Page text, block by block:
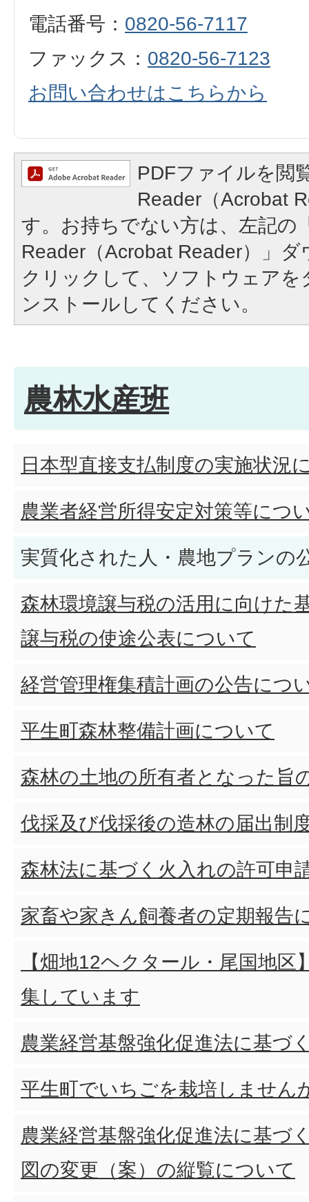
電話番号： 0820-56-7117
ファックス： 0820-56-7123
お問い合わせはこちらから
PDFファイルを閲
Reader（Acrobat
す。お持ちでない方は、左記の
Reader（Acrobat Reader）」
クリックして、ソフトウェア
ンストールしてください。
農林水産班
日本型直接支払制度の実施状況
農業者経営所得安定対策等につ
実質化された人・農地プランの
森林環境譲与税の活用に向けた
譲与税の使途公表について
経営管理権集積計画の公告につ
平生町森林整備計画について
森林の土地の所有者となった旨
伐採及び伐採後の造林の届出制
森林法に基づく火入れの許可申
家畜や家きん飼養者の定期報告
【畑地12ヘクタール・尾国地区
集しています
農業経営基盤強化促進法に基づ
平生町でいちごを栽培しません
農業経営基盤強化促進法に基づ
図の変更（案）の縦覧について